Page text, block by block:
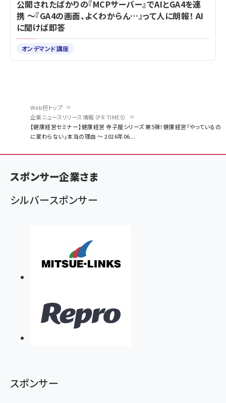
く
ず
Web担トップ
企業ニュースリリース情報（PR TIMES）
【健康経営セミナー】健康経営 寺子屋シリーズ 第5弾！健康経営「やっているの
に変わらない」本当の理由 ～ 2026年06...
公開されたばかりの『MCPサーバー』でAIとGA4を連
携 ～『GA4の画面、よくわからん…』って人に朗報！ AI
に聞けば即答
オンデマンド講座
スポンサー企業さま
シルバースポンサー
スポンサー